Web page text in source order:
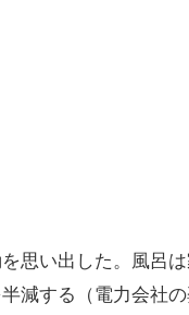
思い出した。風呂
減する（電力会社